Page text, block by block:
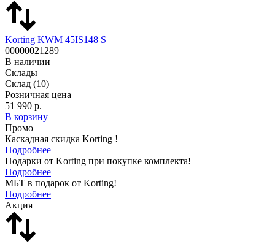
Korting KWM 45IS148 S
00000021289
В наличии
Склады
Склад (10)
Розничная цена
51 990 р.
В корзину
Промо
Каскадная скидка Korting !
Подробнее
Подарки от Korting при покупке комплекта!
Подробнее
МБТ в подарок от Korting!
Подробнее
Акция